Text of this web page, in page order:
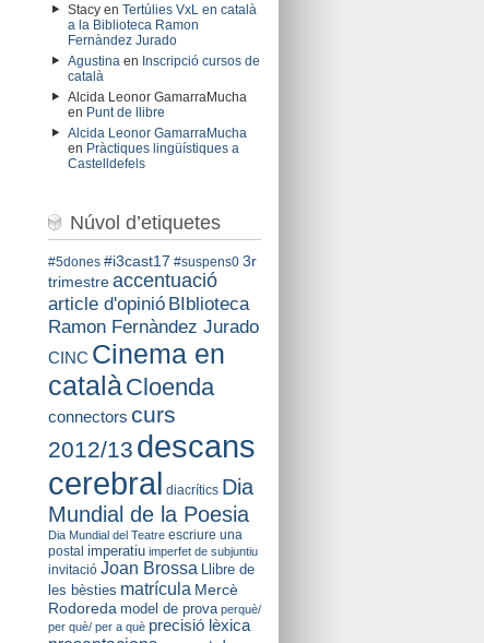
Stacyen Tertúlies VxL en català
a la Biblioteca Ramon
Fernàndez Jurado
Agustinaen Inscripció cursos de
català
Alcida Leonor GamarraMucha
en Punt de llibre
Alcida Leonor GamarraMucha
en Pràctiques lingüístiques a
Castelldefels
Núvol d’etiquetes
#5dones #i3cast17 #suspens0 3r
trimestre accentuació
article d'opinió BIblioteca
Ramon Fernàndez Jurado
CINC Cinema en
catalàCloenda
connectors curs
2012/13 descans
cerebral diacrítics Dia
Mundial de la Poesia
Dia Mundial del Teatre escriure una
postal imperatiu imperfet de subjuntiu
invitació Joan Brossa
Llibre de
les bèsties matrícula Mercè
Rodoreda model de prova perquè/
per què/ per a què precisió lèxica